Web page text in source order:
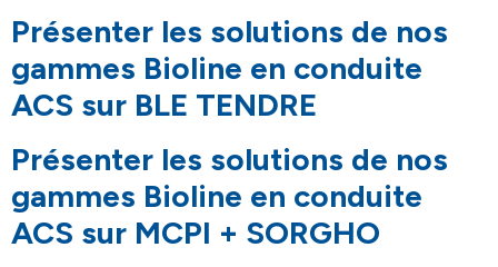
Présenter les solutions de nos
gammes Bioline en conduite
ACS sur BLE TENDRE
Présenter les solutions de nos
gammes Bioline en conduite
ACS sur MCPI + SORGHO